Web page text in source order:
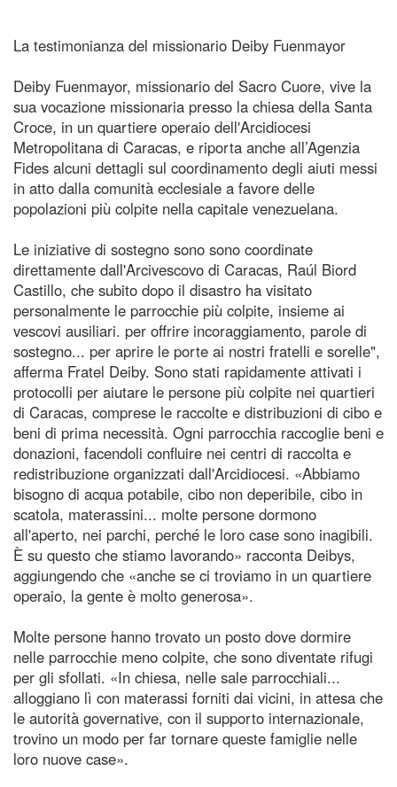
La testimonianza del missionario Deiby Fuenmayor
Deiby Fuenmayor, missionario del Sacro Cuore, vive la
sua vocazione missionaria presso la chiesa della Santa
Croce, in un quartiere operaio dell'Arcidiocesi
Metropolitana di Caracas, e riporta anche all’Agenzia
Fides alcuni dettagli sul coordinamento degli aiuti messi
in atto dalla comunità ecclesiale a favore delle
popolazioni più colpite nella capitale venezuelana.
Le iniziative di sostegno sono sono coordinate
direttamente dall'Arcivescovo di Caracas, Raúl Biord
Castillo, che subito dopo il disastro ha visitato
personalmente le parrocchie più colpite, insieme ai
vescovi ausiliari. per offrire incoraggiamento, parole di
sostegno... per aprire le porte ai nostri fratelli e sorelle",
afferma Fratel Deiby. Sono stati rapidamente attivati ​​i
protocolli per aiutare le persone più colpite nei quartieri
di Caracas, comprese le raccolte e distribuzioni di cibo e
beni di prima necessità. Ogni parrocchia raccoglie beni e
donazioni, facendoli confluire nei centri di raccolta e
redistribuzione organizzati dall'Arcidiocesi. «Abbiamo
bisogno di acqua potabile, cibo non deperibile, cibo in
scatola, materassini... molte persone dormono
all'aperto, nei parchi, perché le loro case sono inagibili.
È su questo che stiamo lavorando» racconta Deibys,
aggiungendo che «anche se ci troviamo in un quartiere
operaio, la gente è molto generosa».
Molte persone hanno trovato un posto dove dormire
nelle parrocchie meno colpite, che sono diventate rifugi
per gli sfollati. «In chiesa, nelle sale parrocchiali...
alloggiano lì con materassi forniti dai vicini, in attesa che
le autorità governative, con il supporto internazionale,
trovino un modo per far tornare queste famiglie nelle
loro nuove case».